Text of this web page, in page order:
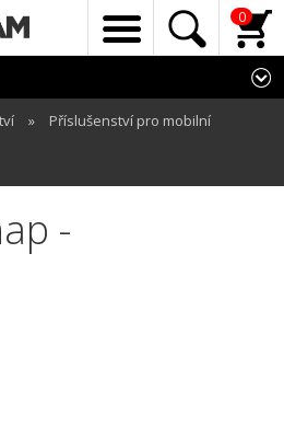
0
» Příslušenství pro mobilní
-